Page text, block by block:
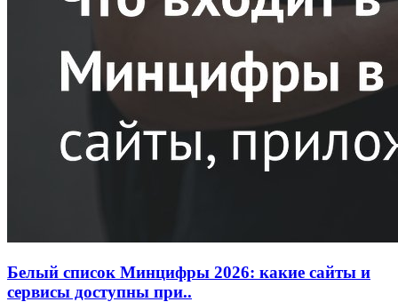
Белый список Минцифры 2026: какие сайты и
сервисы доступны при..